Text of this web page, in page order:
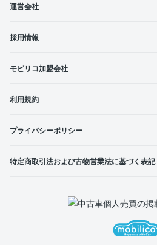
運営会社
採用情報
モビリコ加盟会社
利用規約
プライバシーポリシー
特定商取引法および古物営業法に基づく表記